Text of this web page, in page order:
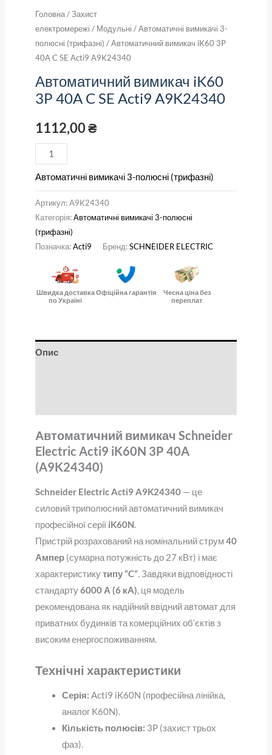
Головна/Захист
електромережі / Модульні /Автоматичні вимикачі 3-
полюсні (трифазні) / Автоматичний вимикач iK60 3P
40A C SE Acti9 A9K24340
Автоматичний вимикач iK60
3P 40A C SE Acti9 A9K24340
1112,00₴
Автоматичні вимикачі 3-полюсні (трифазні)
Артикул:A9K24340
Категорія:Автоматичні вимикачі 3-полюсні
(трифазні)
Позначка:Acti9 Бренд:SCHNEIDER ELECTRIC
Швидка доставка
по Україні
Офіційна гарантія
Чесна ціна без
переплат
Опис
Автоматичний вимикач Schneider
Electric Acti9 iK60N 3P 40A
(A9K24340)
Schneider Electric Acti9 A9K24340— це
силовий триполюсний автоматичний вимикач
професійної серії iK60N.
Пристрій розрахований на номінальний струм40
Ампер(сумарна потужність до 27 кВт) і має
характеристикутипу “C”. Завдяки відповідності
стандарту6000 А (6 кА), ця модель
рекомендована як надійний ввідний автомат для
приватних будинків та комерційних об’єктів з
високим енергоспоживанням.
Технічні характеристики
Серія: Acti9 iK60N (професійна лінійка,
аналог K60N).
Кількість полюсів: 3P (захист трьох
фаз).